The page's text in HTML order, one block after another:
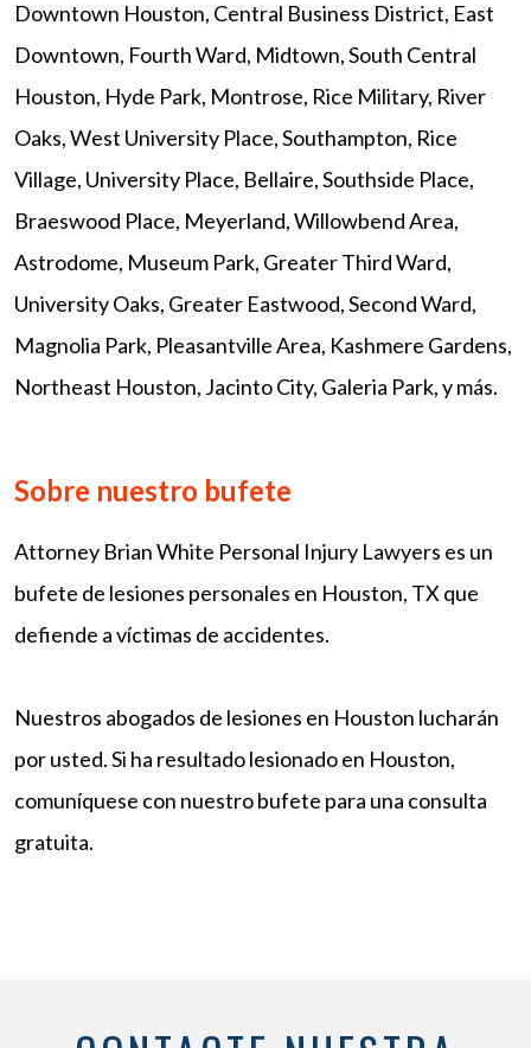
Downtown Houston, Central Business District, East
Downtown, Fourth Ward, Midtown, South Central
Houston, Hyde Park, Montrose, Rice Military, River
Oaks, West University Place, Southampton, Rice
Village, University Place, Bellaire, Southside Place,
Braeswood Place, Meyerland, Willowbend Area,
Astrodome, Museum Park, Greater Third Ward,
University Oaks, Greater Eastwood, Second Ward,
Magnolia Park, Pleasantville Area, Kashmere Gardens,
Northeast Houston, Jacinto City, Galeria Park, y más.
Sobre nuestro bufete
Attorney Brian White Personal Injury Lawyers es un
bufete de lesiones personales en Houston, TX que
defiende a víctimas de accidentes.
Nuestros abogados de lesiones en Houston lucharán
por usted. Si ha resultado lesionado en Houston,
comuníquese con nuestro bufete para una consulta
gratuita.